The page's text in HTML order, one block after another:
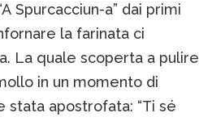
Spurcacciun-a” dai primi
la farinata ci
La quale scoperta a pulire
in un momento di
stata apostrofata: “Ti sé